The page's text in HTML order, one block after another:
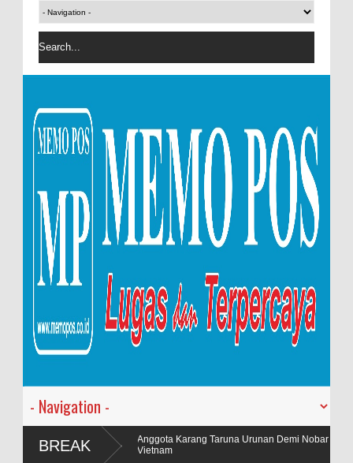
BREAK
Anggota Karang Taruna Urunan Demi Nobar Indonesia Lawan
Vietnam